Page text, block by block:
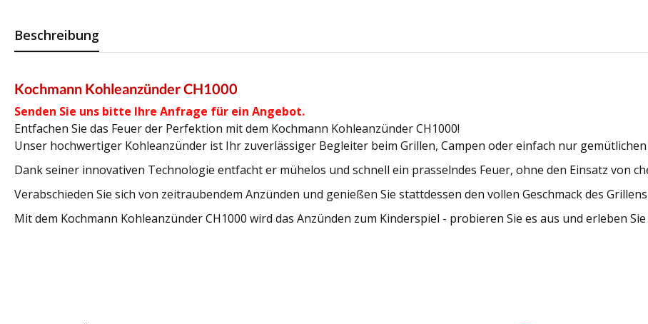
Beschreibung
Kochmann Kohleanzünder CH1000
Senden Sie uns bitte Ihre Anfrage für ein Angebot.
Entfachen Sie das Feuer der Perfektion mit dem Kochmann Kohleanzünder CH1000!
Unser hochwertiger Kohleanzünder ist Ihr zuverlässiger Begleiter beim Grillen, Campen oder einfach nur gemütlichen
Dank seiner innovativen Technologie entfacht er mühelos und schnell ein prasselndes Feuer, ohne den Einsatz von
Verabschieden Sie sich von zeitraubendem Anzünden und genießen Sie stattdessen den vollen Geschmack des
Mit dem Kochmann Kohleanzünder CH1000 wird das Anzünden zum Kinderspiel - probieren Sie es aus und erleben